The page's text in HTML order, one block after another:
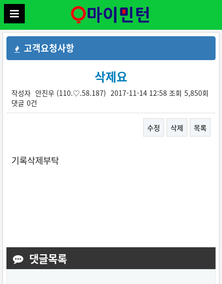
고객요청사항
삭제요
작성자 안진우 (110.♡.58.187) 2017-11-14 12:58 조회 5,850회
댓글 0건
수정 삭제 목록
본문
기록삭제부탁
댓글목록